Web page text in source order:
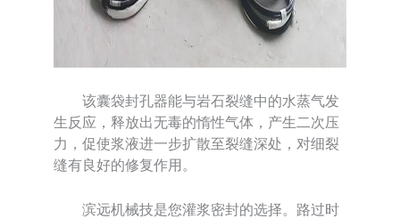
该囊袋封孔器能与岩石裂缝中的水蒸气发
生反应，释放出无毒的惰性气体，产生二次压
力，促使浆液进一步扩散至裂缝深处，对细裂
缝有良好的修复作用。
滨远机械技是您灌浆密封的选择。路过时